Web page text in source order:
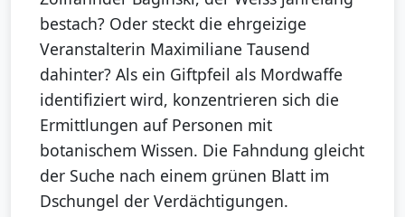
bestach? Oder steckt die ehrgeizige
Veranstalterin Maximiliane Tausend
dahinter? Als ein Giftpfeil als Mordwaffe
identifiziert wird, konzentrieren sich die
Ermittlungen auf Personen mit
botanischem Wissen. Die Fahndung gleicht
der Suche nach einem grünen Blatt im
Dschungel der Verdächtigungen.